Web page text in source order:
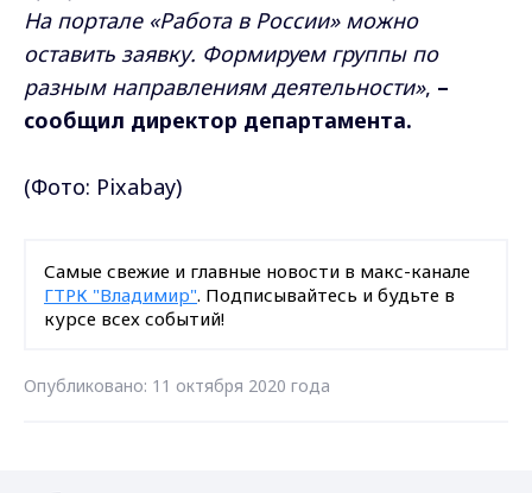
На портале «Работа в России» можно
оставить заявку. Формируем группы по
разным направлениям деятельности», –
сообщил директор департамента.
(Фото: Pixabay)
Самые свежие и главные новости в макс-канале
ГТРК "Владимир". Подписывайтесь и будьте в
курсе всех событий!
Опубликовано: 11 октября 2020 года